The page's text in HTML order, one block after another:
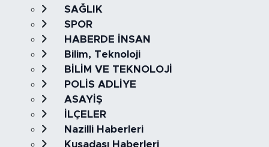
SAĞLIK
SPOR
HABERDE İNSAN
Bilim, Teknoloji
BİLİM VE TEKNOLOJİ
POLİS ADLİYE
ASAYİŞ
İLÇELER
Nazilli Haberleri
Kuşadası Haberleri